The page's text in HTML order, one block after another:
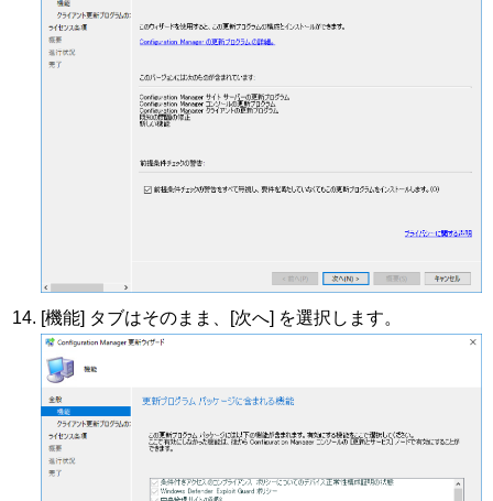
[機能] タブはそのまま、[次へ] を選択します。